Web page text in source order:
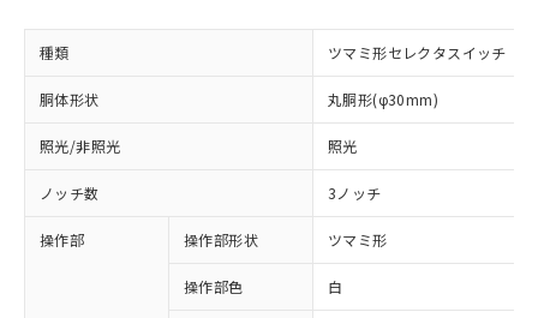
種類 ツマミ形セレクタスイッチ
胴体形状 丸胴形(φ30mm)
照光/非照光 照光
ノッチ数 3ノッチ
操作部 操作部形状 ツマミ形
操作部色 白